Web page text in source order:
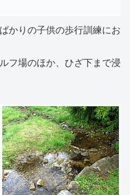
かりの子供の歩行訓練にお
フ場のほか、ひざ下まで浸